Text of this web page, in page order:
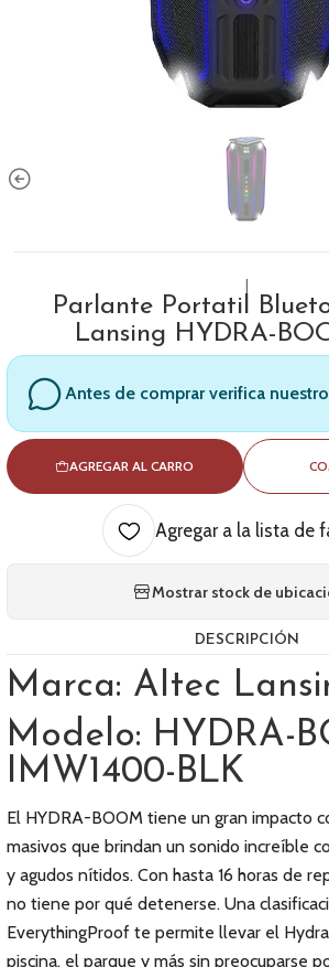
Parlante Portatil
Lansing HYDRA-
Antes de comprar verifica
AGREGAR AL CARRO
Agregar a la lista de
Mostrar stock de
DESCRIPCIÓN
Marca: Altec
Modelo: HYDRA-
IMW1400-BLK
El HYDRA-BOOM tiene un gran impacto
masivos que brindan un sonido increíble
y agudos nítidos. Con hasta 16 horas de
no tiene por qué detenerse. Una
EverythingProof te permite llevar el
piscina, el parque y más sin preocuparse